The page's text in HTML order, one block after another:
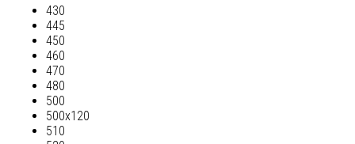
430
445
450
460
470
480
500
500х120
510